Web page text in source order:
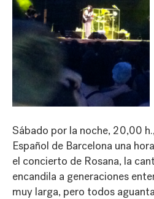
Sábado por la noche, 20,00
Español de Barcelona una
el concierto de Rosana, la
encandila a generaciones
muy larga, pero todos